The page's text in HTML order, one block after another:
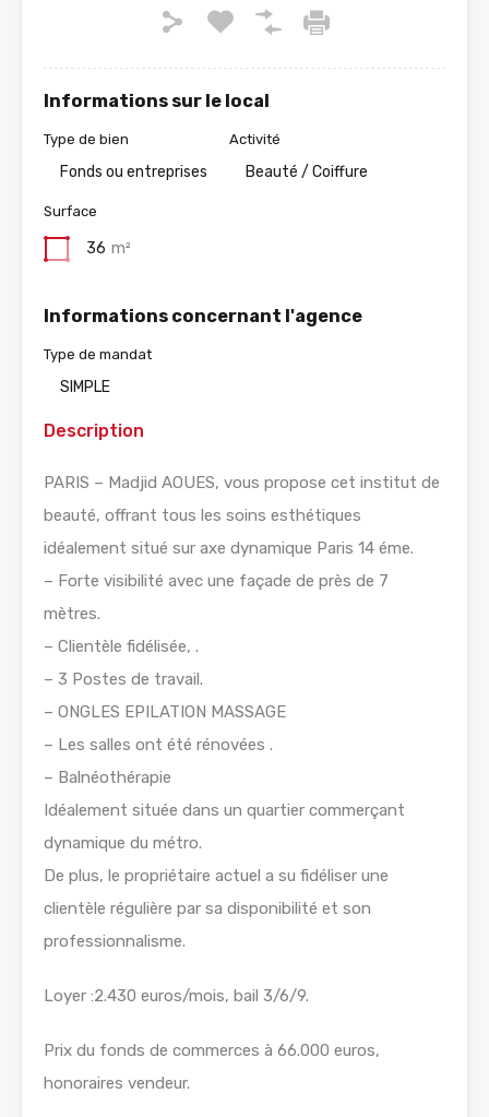
Informations sur le local
Type de bien
Fonds ou entreprises
Activité
Beauté / Coiffure
Surface
36 m²
Informations concernant l'agence
Type de mandat
SIMPLE
Description
PARIS – Madjid AOUES, vous propose cet institut de
beauté, offrant tous les soins esthétiques
idéalement situé sur axe dynamique Paris 14 éme.
– Forte visibilité avec une façade de près de 7
mètres.
– Clientèle fidélisée, .
– 3 Postes de travail.
– ONGLES EPILATION MASSAGE
– Les salles ont été rénovées .
– Balnéothérapie
Idéalement située dans un quartier commerçant
dynamique du métro.
De plus, le propriétaire actuel a su fidéliser une
clientèle régulière par sa disponibilité et son
professionnalisme.
Loyer :2.430 euros/mois, bail 3/6/9.
Prix du fonds de commerces à 66.000 euros,
honoraires vendeur.